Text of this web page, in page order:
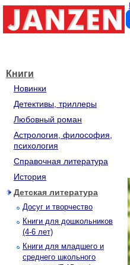
Книги
Новинки
Детективы, триллеры
Любовный роман
Астрология, философия,
психология
Справочная литература
История
Детская литература
Досуг и творчество
Книги для дошкольников
(4-6 лет)
Книги для младшего и
среднего школьного